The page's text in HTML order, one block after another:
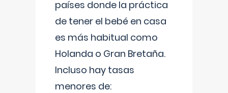
países donde la práctica
de tener el bebé en casa
es más habitual como
Holanda o Gran Bretaña.
Incluso hay tasas
menores de: